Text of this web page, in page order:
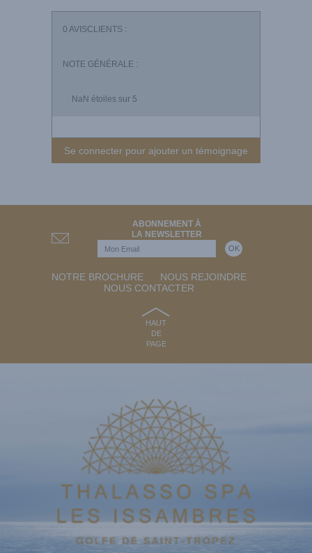
0 AVISCLIENTS :
NOTE GÉNÉRALE :
NaN étoiles sur 5
Se connecter pour ajouter un témoignage
ABONNEMENT À
LA NEWSLETTER
NOTRE BROCHURE
NOUS REJOINDRE
NOUS CONTACTER
HAUT
DE
PAGE